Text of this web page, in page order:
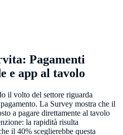
Pagamenti
e app al tavolo
il volto del settore riguarda
La Survey mostra che il
a pagare direttamente al tavolo
la rapidità risulta
il 40% sceglierebbe questa